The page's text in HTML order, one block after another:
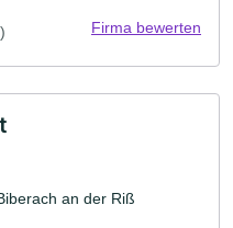
Firma bewerten
an der Riß